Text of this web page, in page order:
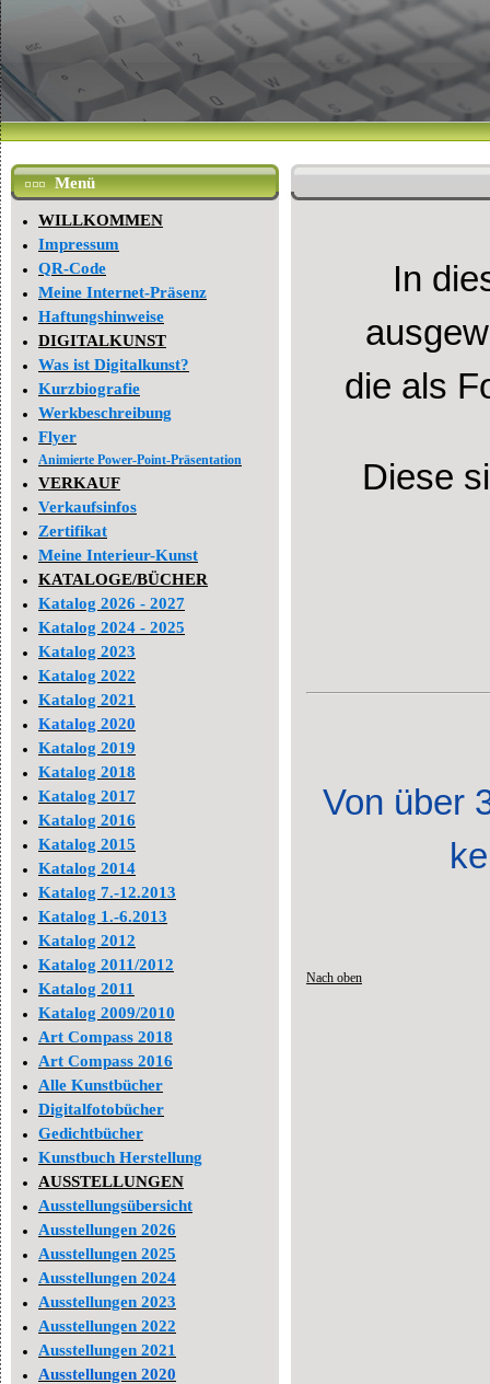
Menü
WILLKOMMEN
Impressum
QR-Code
Meine Internet-Präsenz
Haftungshinweise
DIGITALKUNST
Was ist Digitalkunst?
Kurzbiografie
Werkbeschreibung
Flyer
Animierte Power-Point-Präsentation
VERKAUF
Verkaufsinfos
Zertifikat
Meine Interieur-Kunst
KATALOGE/BÜCHER
Katalog 2026 - 2027
Katalog 2024 - 2025
Katalog 2023
Katalog 2022
Katalog 2021
Katalog 2020
Katalog 2019
Katalog 2018
Katalog 2017
Katalog 2016
Katalog 2015
Katalog 2014
Katalog 7.-12.2013
Katalog 1.-6.2013
Katalog 2012
Katalog 2011/2012
Katalog 2011
Katalog 2009/2010
Art Compass 2018
Art Compass 2016
Alle Kunstbücher
Digitalfotobücher
Gedichtbücher
Kunstbuch Herstellung
AUSSTELLUNGEN
Ausstellungsübersicht
Ausstellungen 2026
Ausstellungen 2025
Ausstellungen 2024
Ausstellungen 2023
Ausstellungen 2022
Ausstellungen 2021
Ausstellungen 2020
In
die als
Diese
Von über
Nach oben